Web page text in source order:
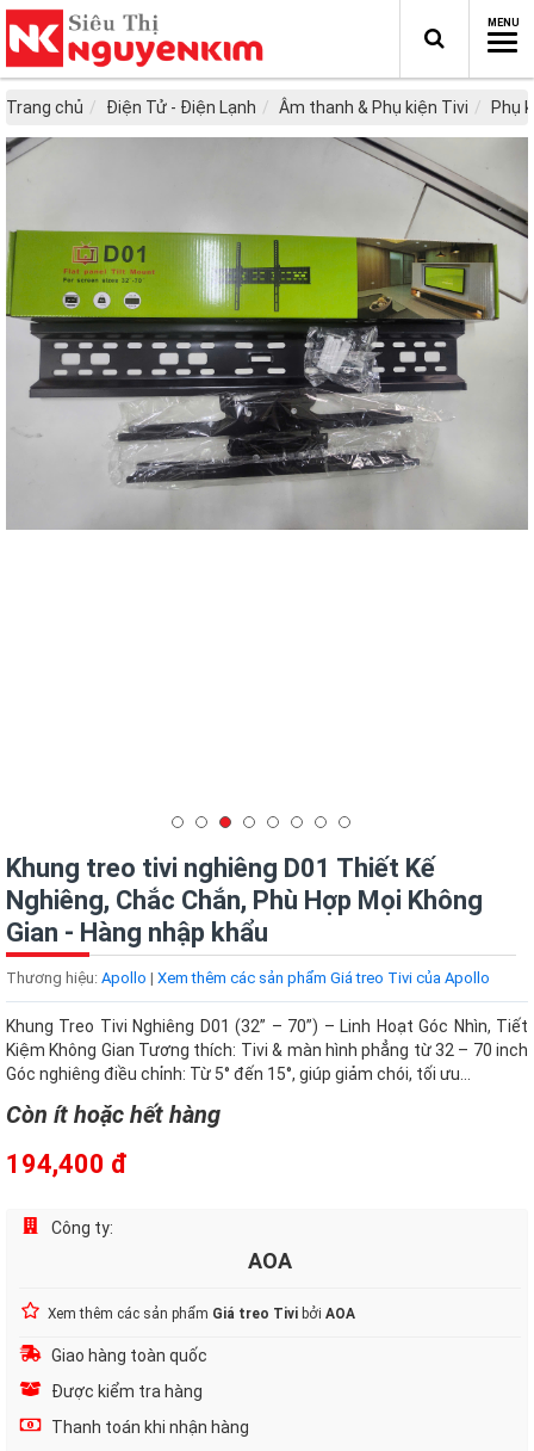
Trang chủ Điện Tử - Điện Lạnh Âm thanh & Phụ kiện Tivi Phụ
Khung treo tivi nghiêng D01 Thiết Kế
Nghiêng, Chắc Chắn, Phù Hợp Mọi Không
Gian - Hàng nhập khẩu
Thương hiệu: Apollo | Xem thêm các sản phẩm Giá treo Tivi của Apollo
Khung Treo Tivi Nghiêng D01 (32” – 70”) – Linh Hoạt Góc Nhìn, Tiết
Kiệm Không Gian Tương thích: Tivi & màn hình phẳng từ 32 – 70 inch
Góc nghiêng điều chỉnh: Từ 5° đến 15°, giúp giảm chói, tối ưu...
Còn ít hoặc hết hàng
194,400 đ
Công ty:
AOA
Xem thêm các sản phẩm Giá treo Tivi bởi AOA
Giao hàng toàn quốc
Được kiểm tra hàng
Thanh toán khi nhận hàng